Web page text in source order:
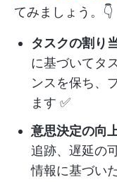
てみましょう。👇
タスクの割り
に基づいてタ
ンスを保ち、
ます ✅
意思決定の向
追跡、遅延の
情報に基づい